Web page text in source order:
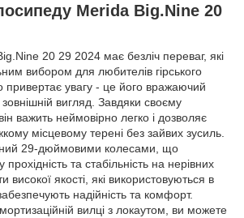
Merida Big.Nine 20
20 29 2024 має безліч переваг, які
вибором для любителів гірського
увагу - це його вражаючий
вигляд. Завдяки своєму
важить неймовірно легко і дозволяє
місцевому терені без зайвих зусиль.
29-дюймовими колесами, що
та стабільність на нерівних
високої якості, які використовуються в
надійність та комфорт.
вилці з локаутом, ви можете